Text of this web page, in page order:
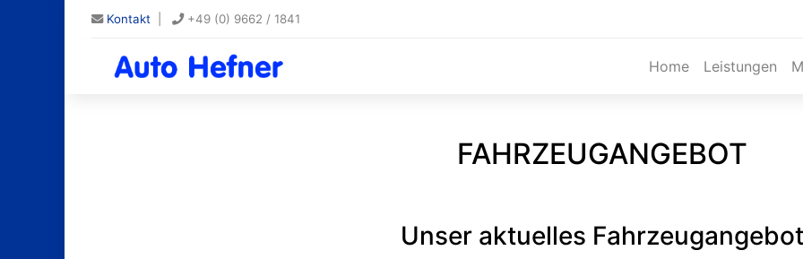
Kontakt +49 (0) 9662 / 1841
Home Leistungen
FAHRZEUGANGEBOT
Unser aktuelles Fahrzeugangebot